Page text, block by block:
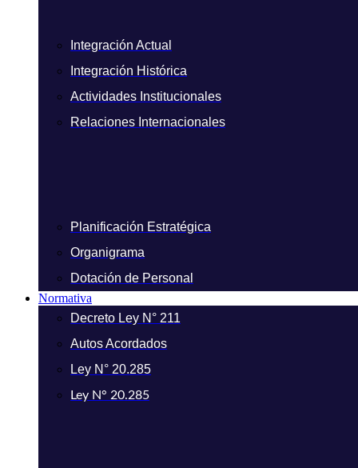
Integración Actual
Integración Histórica
Actividades Institucionales
Relaciones Internacionales
Planificación Estratégica
Organigrama
Dotación de Personal
Normativa
Decreto Ley N° 211
Autos Acordados
Ley N° 20.285
Ley N° 20.285